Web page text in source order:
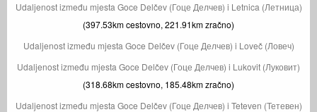
Udaljenost između mjesta Goce Delčev (Гоце Делчев) i Letnica (Летница)
(397.53km cestovno, 221.91km zračno)
Udaljenost između mjesta Goce Delčev (Гоце Делчев) i Loveč (Ловеч)
Udaljenost između mjesta Goce Delčev (Гоце Делчев) i Lukovit (Луковит)
(318.68km cestovno, 185.48km zračno)
Udaljenost između mjesta Goce Delčev (Гоце Делчев) i Teteven (Тетевен)